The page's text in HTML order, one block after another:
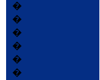
�
�
�
�
�
�